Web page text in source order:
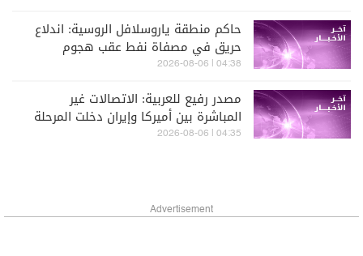
حاكم منطقة ياروسلافل الروسية: اندلاع
حريق في مصفاة نفط عقب هجوم
أوكراني واسع بطائرات مسيّرة
04:38 | 2026-08-06
مصدر رفيع للعربية: الاتصالات غير
المباشرة بين أميركا وإيران دخلت المرحلة
النهائية
04:35 | 2026-08-06
Advertisement